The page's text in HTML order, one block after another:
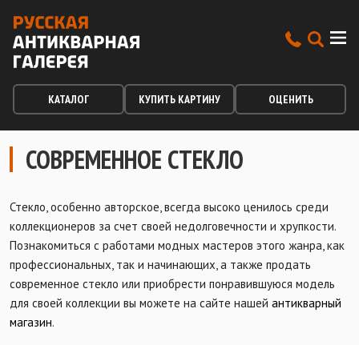
КАТАЛОГ КУПИТЬ КАРТИНУ ОЦЕНИТЬ
СОВРЕМЕННОЕ СТЕКЛО
Стекло, особенно авторское, всегда высоко ценилось среди
коллекционеров за счет своей недолговечности и хрупкости.
Познакомиться с работами модных мастеров этого жанра, как
профессиональных, так и начинающих, а также продать
современное стекло или приобрести понравившуюся модель
для своей коллекции вы можете на сайте нашей антикварный
магазин.